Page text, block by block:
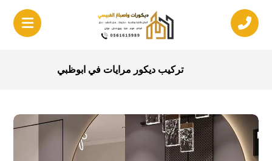
تركيب ديكور مرايات في ابوظبي